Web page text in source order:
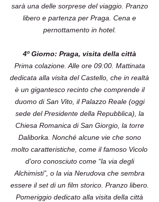
sarà una delle sorprese del viaggio. Pranzo
libero e partenza per Praga. Cena e
pernottamento in hotel.
4º Giorno: Praga, visita della città
Prima colazione. Alle ore 09:00. Mattinata
dedicata alla visita del Castello, che in realtà
è un gigantesco recinto che comprende il
duomo di San Vito, il Palazzo Reale (oggi
sede del Presidente della Repubblica), la
Chiesa Romanica di San Giorgio, la torre
Daliborka. Nonché alcune vie che sono
molto caratteristiche, come il famoso Vicolo
d’oro conosciuto come “la via degli
Alchimisti”, o la via Nerudova che sembra
essere il set di un film storico. Pranzo libero.
Pomeriggio dedicato alla visita della città